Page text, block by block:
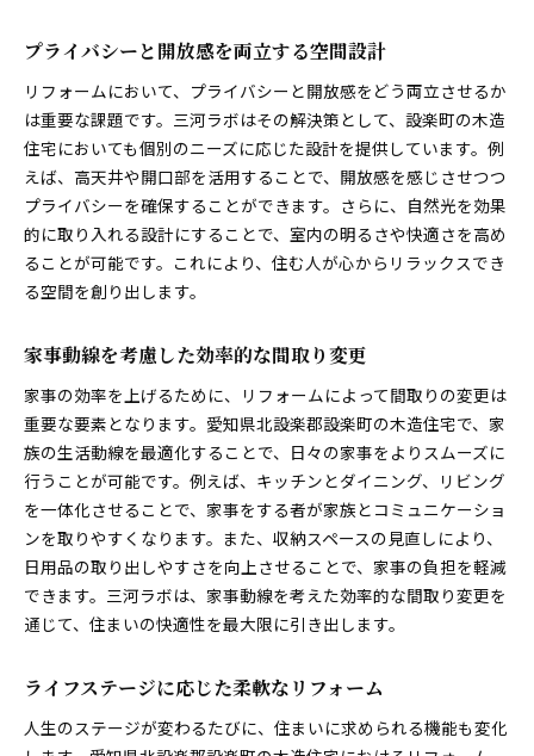
プライバシーと開放感を両立する空間設計
リフォームにおいて、プライバシーと開放感をどう両立させるか
は重要な課題です。三河ラボはその解決策として、設楽町の木造
住宅においても個別のニーズに応じた設計を提供しています。例
えば、高天井や開口部を活用することで、開放感を感じさせつつ
プライバシーを確保することができます。さらに、自然光を効果
的に取り入れる設計にすることで、室内の明るさや快適さを高め
ることが可能です。これにより、住む人が心からリラックスでき
る空間を創り出します。
家事動線を考慮した効率的な間取り変更
家事の効率を上げるために、リフォームによって間取りの変更は
重要な要素となります。愛知県北設楽郡設楽町の木造住宅で、家
族の生活動線を最適化することで、日々の家事をよりスムーズに
行うことが可能です。例えば、キッチンとダイニング、リビング
を一体化させることで、家事をする者が家族とコミュニケーショ
ンを取りやすくなります。また、収納スペースの見直しにより、
日用品の取り出しやすさを向上させることで、家事の負担を軽減
できます。三河ラボは、家事動線を考えた効率的な間取り変更を
通じて、住まいの快適性を最大限に引き出します。
ライフステージに応じた柔軟なリフォーム
人生のステージが変わるたびに、住まいに求められる機能も変化